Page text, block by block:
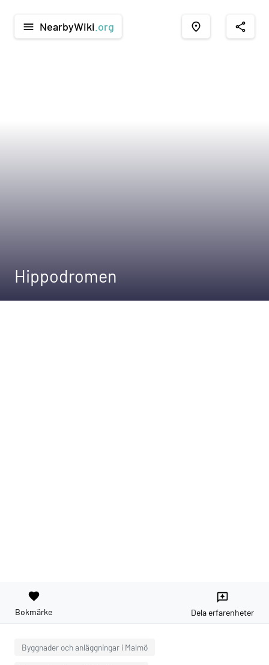
menu NearbyWiki .org place share
Hippodromen
favorite
Bokmärke
reviews
Dela erfarenheter
Byggnader och anläggningar i Malmö